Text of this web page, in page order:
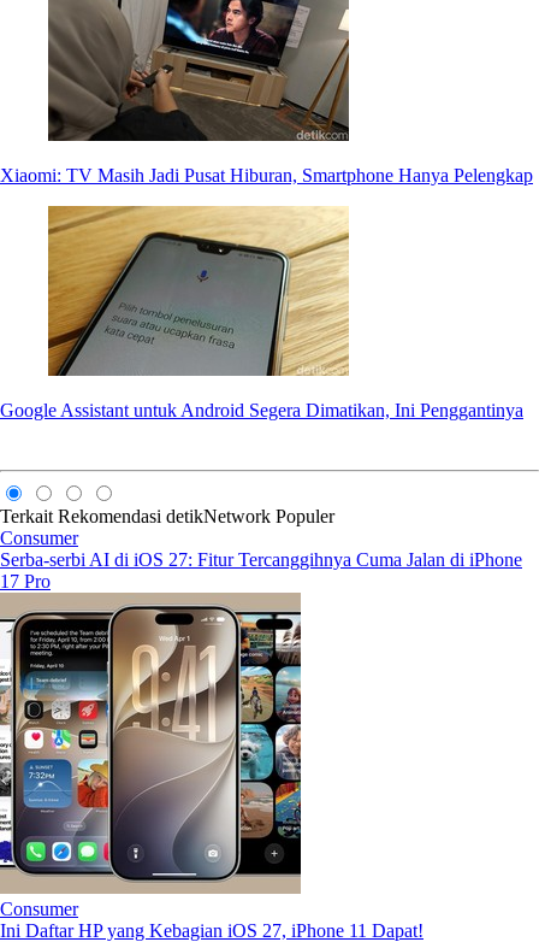
Xiaomi: TV Masih Jadi Pusat Hiburan, Smartphone Hanya Pelengkap
Google Assistant untuk Android Segera Dimatikan, Ini Penggantinya
Terkait Rekomendasi detikNetwork Populer
Consumer
Serba-serbi AI di iOS 27: Fitur Tercanggihnya Cuma Jalan di iPhone
17 Pro
Consumer
Ini Daftar HP yang Kebagian iOS 27, iPhone 11 Dapat!